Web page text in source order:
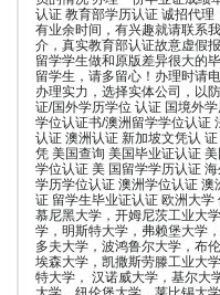
认证 教育部学历认证 诚招代
有业余时间，有兴趣就请联系
介，真实教育部认证故意虚假
留学学生做和原版差异很大的
留学生，请多留心！办理时请
办理实力，选择实体公司，以
证/国外学历学位 认证 国境外
学位认证书/澳洲留学学位认证
认证 澳洲认证 新加坡文凭认
凭 美国查询 美国毕业证认证
学位认证 美 国留学学历认证
学历学位认证 澳洲学位认证
证 留学生毕业证认证 欧洲大学
慕尼黑大学，开姆尼茨工业大
学，明斯特大学，弗赖堡大学
多夫大学，波鸿鲁尔大学，布
埃森大学，凯撒斯劳滕工业大
特大学， 汉诺威大学，基尔大